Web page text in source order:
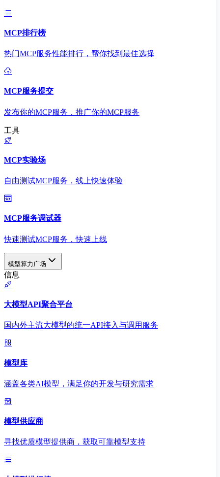
MCP排行榜
热门MCP服务性能排行，帮你找到最佳选择
MCP服务提交
发布你的MCP服务，推广你的MCP服务
工具
MCP实验场
自由测试MCP服务，线上快速体验
MCP服务调试器
快速测试MCP服务，快速上线
模型算力广场
信息
大模型API聚合平台
国内外主流大模型的统一API接入与调用服务
模型库
涵盖各类AI模型，满足你的开发与研究需求
模型供应商
寻找优质模型提供商，获取可靠模型支持